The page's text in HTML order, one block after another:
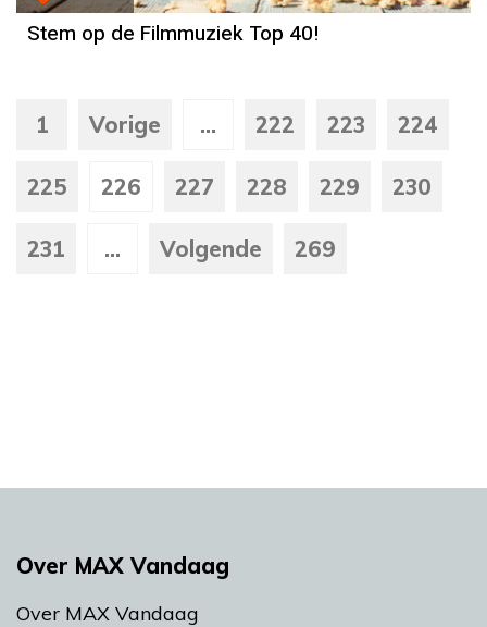
Stem op de Filmmuziek Top 40!
1 Vorige ... 222 223 224
225 226 227 228 229 230
231 ... Volgende 269
Over MAX Vandaag
Over MAX Vandaag